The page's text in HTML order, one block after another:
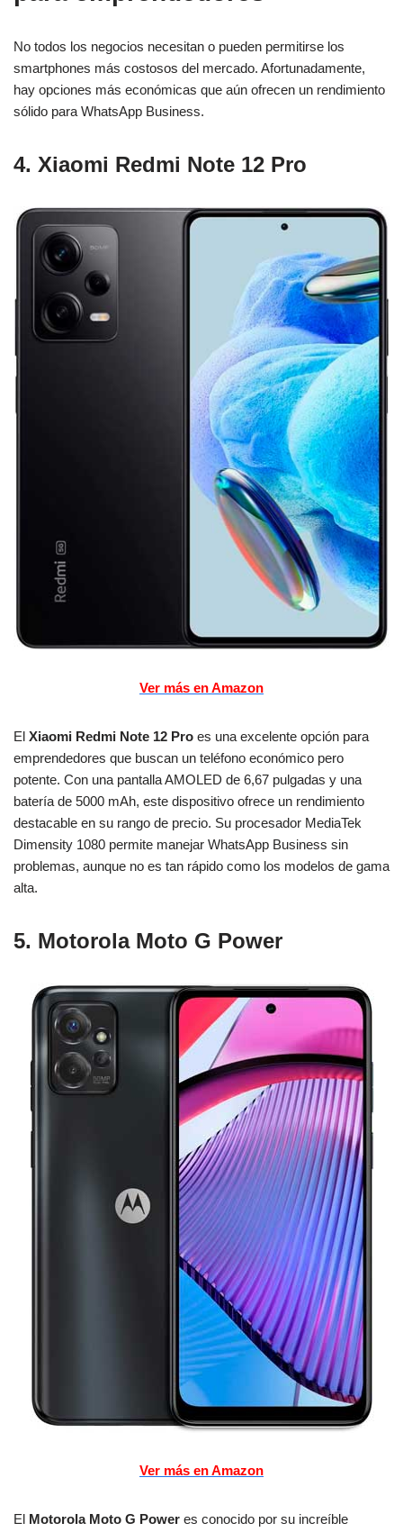
No todos los negocios necesitan o pueden permitirse los
smartphones más costosos del mercado. Afortunadamente,
hay opciones más económicas que aún ofrecen un rendimiento
sólido para WhatsApp Business.
4. Xiaomi Redmi Note 12 Pro
Ver más en Amazon
El Xiaomi Redmi Note 12 Pro es una excelente opción para
emprendedores que buscan un teléfono económico pero
potente. Con una pantalla AMOLED de 6,67 pulgadas y una
batería de 5000 mAh, este dispositivo ofrece un rendimiento
destacable en su rango de precio. Su procesador MediaTek
Dimensity 1080 permite manejar WhatsApp Business sin
problemas, aunque no es tan rápido como los modelos de gama
alta.
5. Motorola Moto G Power
Ver más en Amazon
El Motorola Moto G Power es conocido por su increíble